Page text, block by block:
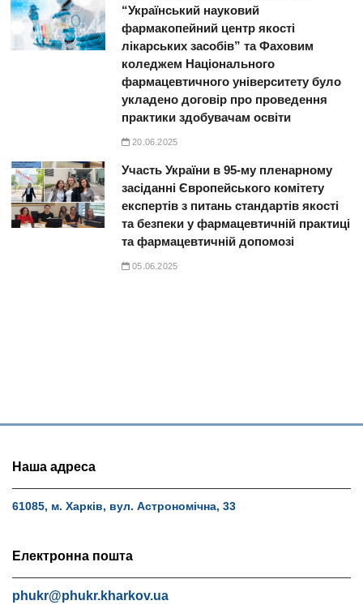
“Український науковий
фармакопейний центр якості
лікарських засобів” та Фаховим
коледжем Національного
фармацевтичного університету було
укладено договір про проведення
практики здобувачам освіти
20.06.2025
Участь України в 95-му пленарному
засіданні Європейського комітету
експертів з питань стандартів якості
та безпеки у фармацевтичній практиці
та фармацевтичній допомозі
05.06.2025
Наша адреса
61085, м. Харків, вул. Астрономічна, 33
Електронна пошта
phukr@phukr.kharkov.ua